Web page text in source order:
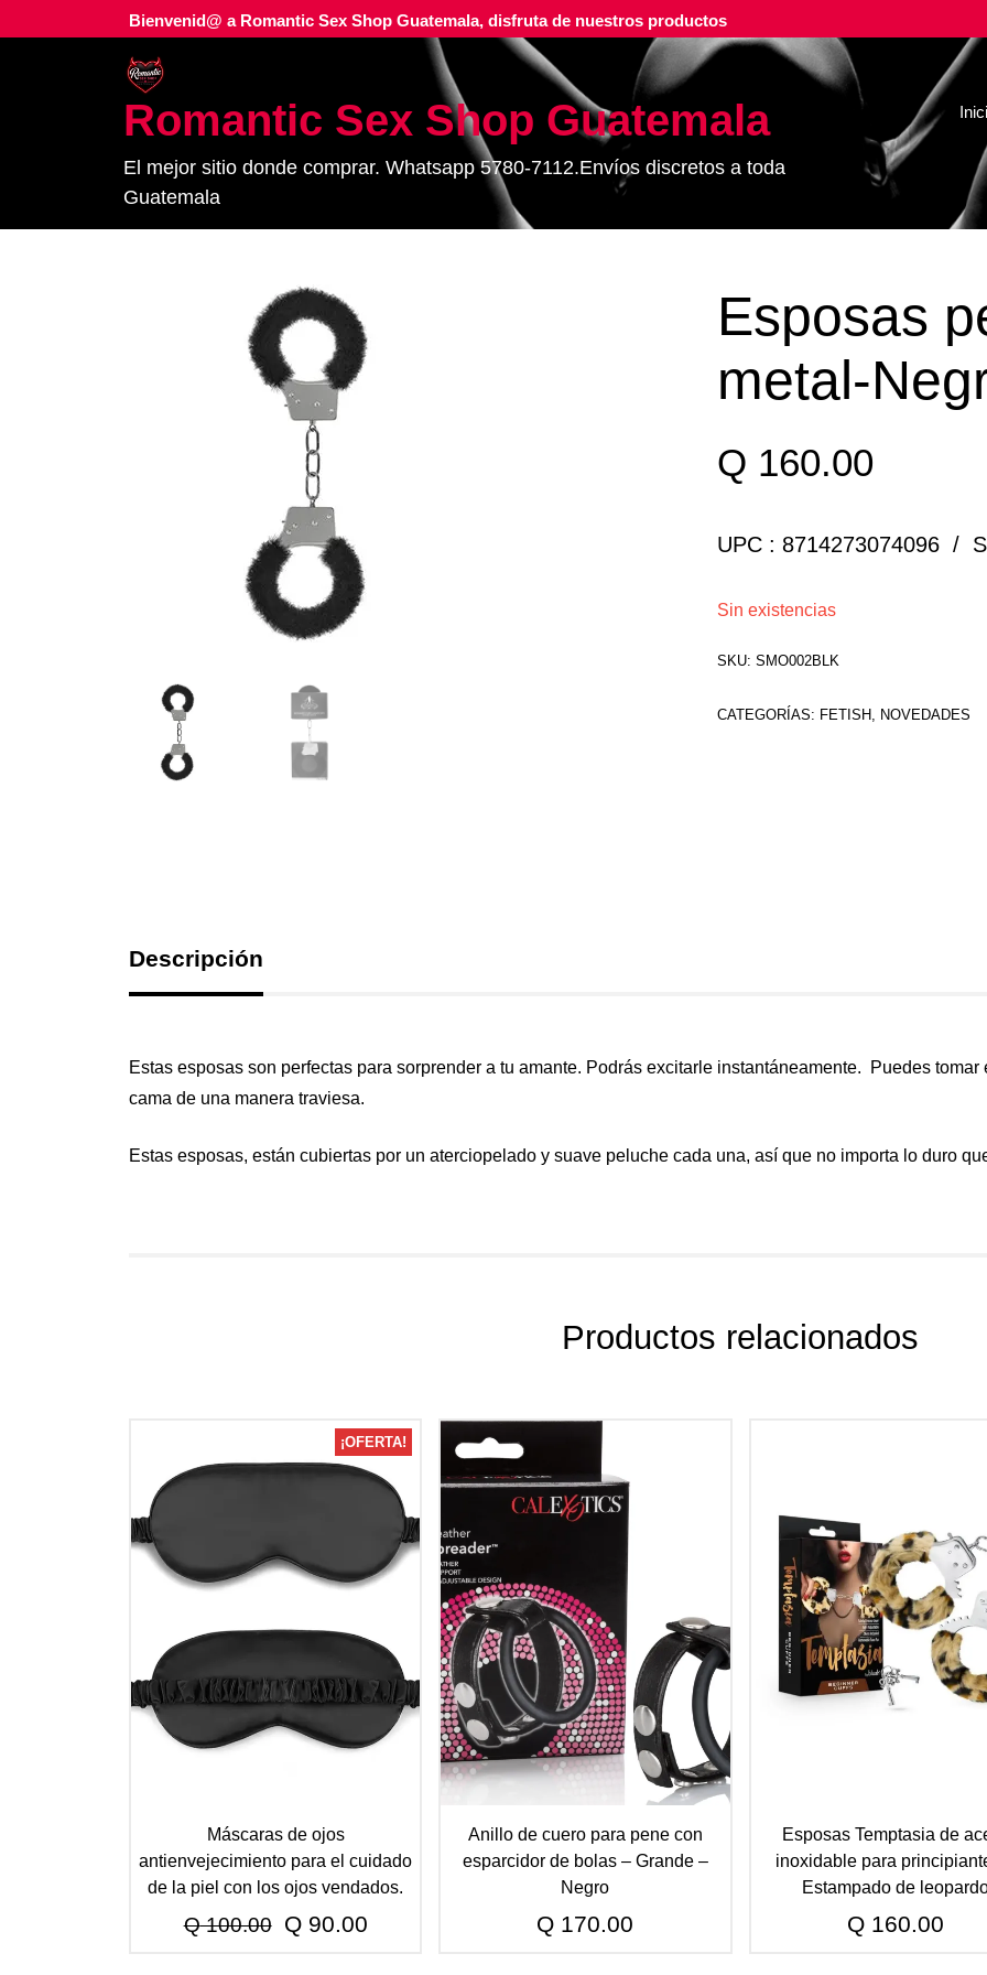
al
Bienvenid@ a Romantic Sex Shop Guatemala, disfruta de nuestros productos
Romantic Sex Shop Guatemala
El mejor sitio donde comprar. Whatsapp 5780-7112.Envíos discretos a toda
Guatemala
Esposas
metal-
Q 160.00
UPC : 8714273074096 /
Sin existencias
SKU: SMO002BLK
CATEGORÍAS: FETISH, NOVEDADES
Descripción
Estas esposas son perfectas para sorprender a tu amante. Podrás excitarle instantáneamente. Puedes
cama de una manera traviesa.
Estas esposas, están cubiertas por un aterciopelado y suave peluche cada una, así que no importa lo duro
Productos relacionados
¡OFERTA!
Máscaras de ojos
antienvejecimiento para el cuidado
de la piel con los ojos vendados.
Q100.00 El
Q90.00El
Anillo de cuero para pene con
esparcidor de bolas – Grande –
Negro
Q 170.00
Esposas Temptasia de
inoxidable para
Estampado de
Q160.00